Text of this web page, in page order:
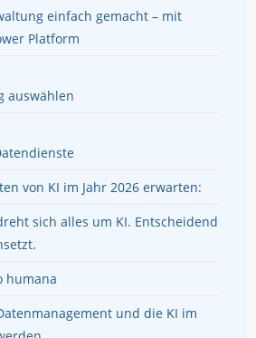
einfach gemacht – mit
Platform
auswählen
von KI im Jahr 2026 erwarten:
sich alles um KI. Entscheidend
humana
und die KI im